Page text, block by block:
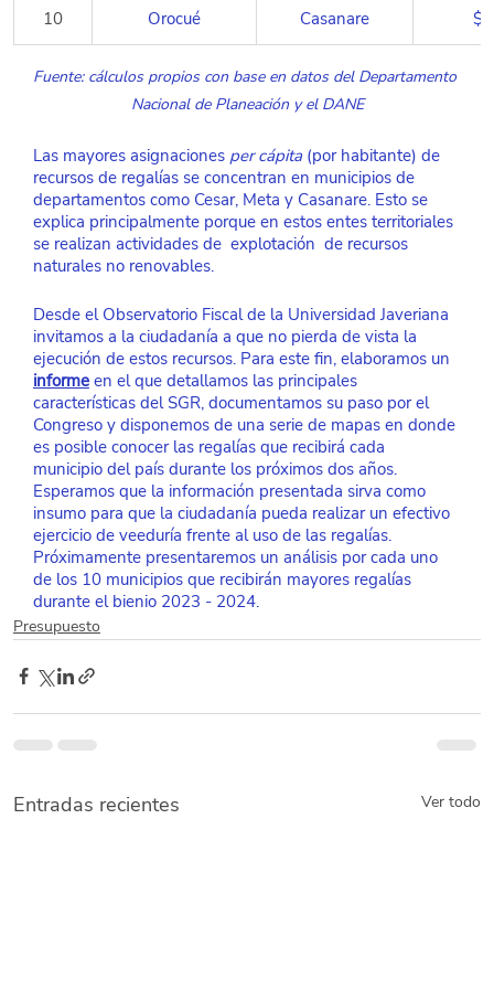
10 Orocué​ Casanare
Fuente: cálculos propios con base en datos del Departamento
Nacional de Planeación y el DANE
Las mayores asignaciones per cápita (por habitante) de
recursos de regalías se concentran en municipios de
departamentos como Cesar, Meta y Casanare. Esto se
explica principalmente porque en estos entes territoriales
se realizan actividades de  explotación  de recursos
naturales no renovables.
Desde el Observatorio Fiscal de la Universidad Javeriana
invitamos a la ciudadanía a que no pierda de vista la
ejecución de estos recursos. Para este fin, elaboramos un
informe en el que detallamos las principales
características del SGR, documentamos su paso por el
Congreso y disponemos de una serie de mapas en donde
es posible conocer las regalías que recibirá cada
municipio del país durante los próximos dos años.
Esperamos que la información presentada sirva como
insumo para que la ciudadanía pueda realizar un efectivo
ejercicio de veeduría frente al uso de las regalías.
Próximamente presentaremos un análisis por cada uno
de los 10 municipios que recibirán mayores regalías
durante el bienio 2023 - 2024.
Presupuesto
Entradas recientes Ver todo